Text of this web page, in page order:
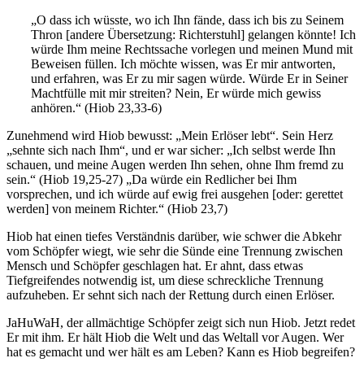
„O dass ich wüsste, wo ich Ihn fände, dass ich bis zu Seinem
Thron [andere Übersetzung: Richterstuhl] gelangen könnte! Ich
würde Ihm meine Rechtssache vorlegen und meinen Mund mit
Beweisen füllen. Ich möchte wissen, was Er mir antworten,
und erfahren, was Er zu mir sagen würde. Würde Er in Seiner
Machtfülle mit mir streiten? Nein, Er würde mich gewiss
anhören.“ (Hiob 23,33-6)
Zunehmend wird Hiob bewusst: „Mein Erlöser lebt“. Sein Herz
„sehnte sich nach Ihm“, und er war sicher: „Ich selbst werde Ihn
schauen, und meine Augen werden Ihn sehen, ohne Ihm fremd zu
sein.“ (Hiob 19,25-27) „Da würde ein Redlicher bei Ihm
vorsprechen, und ich würde auf ewig frei ausgehen [oder: gerettet
werden] von meinem Richter.“ (Hiob 23,7)
Hiob hat einen tiefes Verständnis darüber, wie schwer die Abkehr
vom Schöpfer wiegt, wie sehr die Sünde eine Trennung zwischen
Mensch und Schöpfer geschlagen hat. Er ahnt, dass etwas
Tiefgreifendes notwendig ist, um diese schreckliche Trennung
aufzuheben. Er sehnt sich nach der Rettung durch einen Erlöser.
JaHuWaH, der allmächtige Schöpfer zeigt sich nun Hiob. Jetzt redet
Er mit ihm. Er hält Hiob die Welt und das Weltall vor Augen. Wer
hat es gemacht und wer hält es am Leben? Kann es Hiob begreifen?